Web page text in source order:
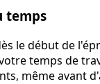
temps
le début de
temps de
même avant